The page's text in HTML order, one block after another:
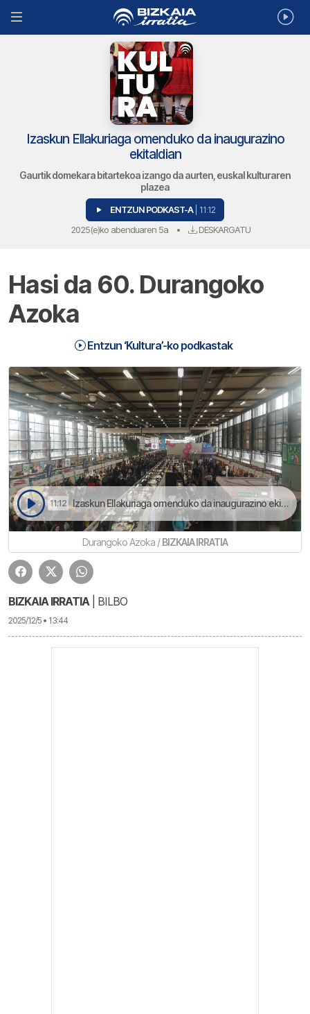
Izaskun Ellakuriaga omenduko da inaugurazino
ekitaldian
Gaurtik domekara bitartekoa izango da aurten, euskal kulturaren
plazea
ENTZUN PODKAST-A | 11:12
2025(e)ko abenduaren 5a • DESKARGATU
Hasi da 60. Durangoko
Azoka
Entzun ‘Kultura’-ko podkastak
11:12 Izaskun Ellakuriaga omenduko da inaugurazino ekitaldian | Kultura
Durangoko Azoka /BIZKAIA IRRATIA
BIZKAIA IRRATIA| BILBO
2025/12/5 • 13:44